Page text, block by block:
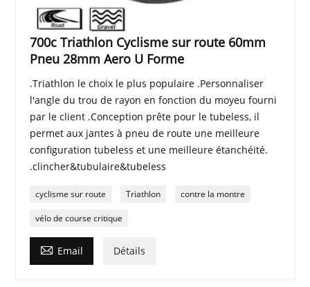
700c Triathlon Cyclisme sur route 60mm
Pneu 28mm Aero U Forme
.Triathlon le choix le plus populaire .Personnaliser
l'angle du trou de rayon en fonction du moyeu fourni
par le client .Conception prête pour le tubeless, il
permet aux jantes à pneu de route une meilleure
configuration tubeless et une meilleure étanchéité.
.clincher&tubulaire&tubeless
cyclisme sur route Triathlon contre la montre
vélo de course critique
 Email Détails